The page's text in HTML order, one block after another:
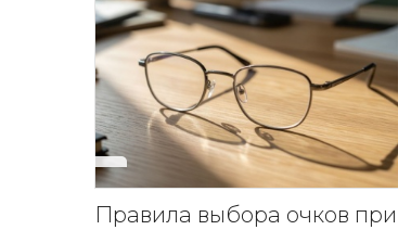
Правила выбора очков при